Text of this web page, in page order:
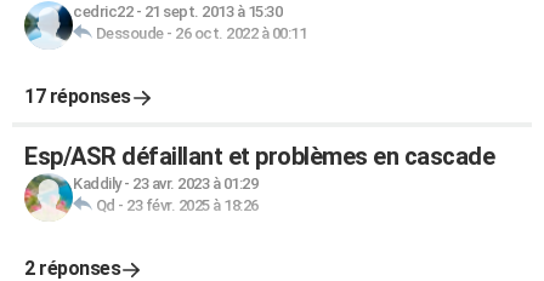
cedric22- 21 sept. 2013 à 15:30
Dessoude- 26 oct. 2022 à 00:11
17 réponses
Esp/ASR défaillant et problèmes en cascade
Kaddily- 23 avr. 2023 à 01:29
Qd - 23 févr. 2025 à 18:26
2 réponses